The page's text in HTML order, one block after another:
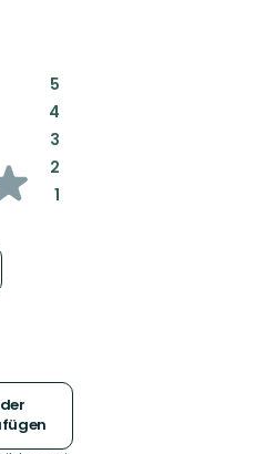
5:
4:
3:
2:
1: